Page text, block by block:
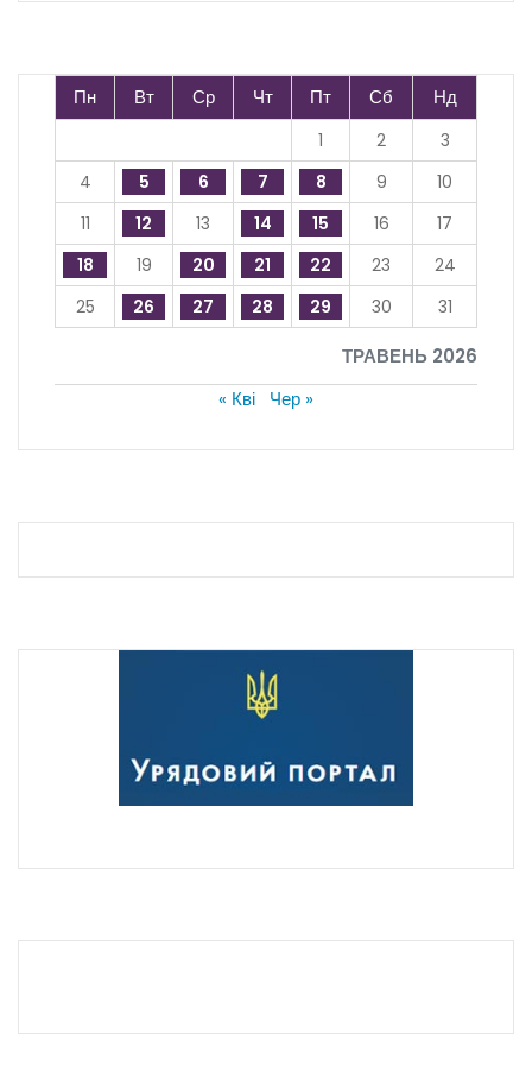
ТРАВЕНЬ 2026
Пн Вт Ср Чт Пт Сб Нд
1 2
3
4
5 6 7 8 9
10
11
12 13 14 15 16
17
18
19 20 21 22 23
24
25
26 27 28 29 30 31
« Кві Чер »